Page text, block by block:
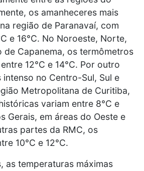
os amanheceres mais
região de Paranavaí, com
e 16°C. No Noroeste, Norte,
de Capanema, os termômetros
12°C e 14°C. Por outro
no Centro-Sul, Sul e
Metropolitana de Curitiba,
variam entre 8°C e
Gerais, em áreas do Oeste e
partes da RMC, os
10°C e 12°C.
as temperaturas máximas